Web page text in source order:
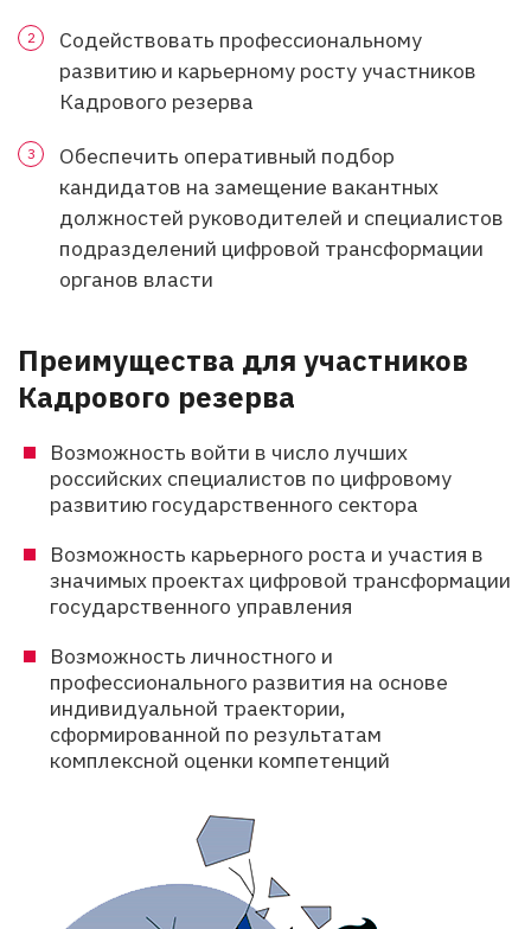
Содействовать профессиональному
развитию и карьерному росту участников
Кадрового резерва
Обеспечить оперативный подбор
кандидатов на замещение вакантных
должностей руководителей и специалистов
подразделений цифровой трансформации
органов власти
Преимущества для участников
Кадрового резерва
Возможность войти в число лучших
российских специалистов по цифровому
развитию государственного сектора
Возможность карьерного роста и участия в
значимых проектах цифровой трансформации
государственного управления
Возможность личностного и
профессионального развития на основе
индивидуальной траектории,
сформированной по результатам
комплексной оценки компетенций